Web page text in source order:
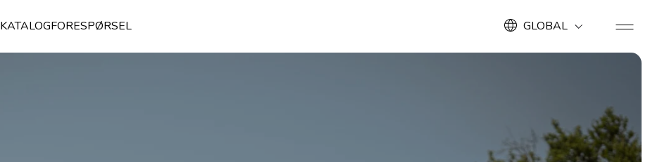
KATALOGFORESPØRSEL GLOBAL